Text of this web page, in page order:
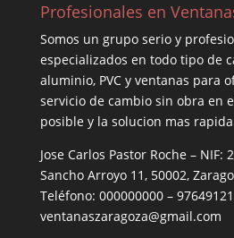
Profesionales en
Somos un grupo serio y
especializados en todo tipo de
aluminio, PVC y ventanas para
servicio de cambio sin obra en
posible y la solucion mas
Jose Carlos Pastor Roche – NIF:
Sancho Arroyo 11, 50002,
Teléfono: 000000000 –
ventanaszaragoza@gmail.com